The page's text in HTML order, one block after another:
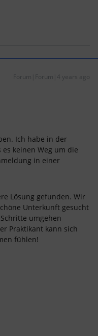
Forum|Forum|4 years ago
Ich habe in der
keinen Weg um die
in einer
Lösung gefunden. Wir
Unterkunft gesucht
umgehen
Praktikant kann sich
fühlen!